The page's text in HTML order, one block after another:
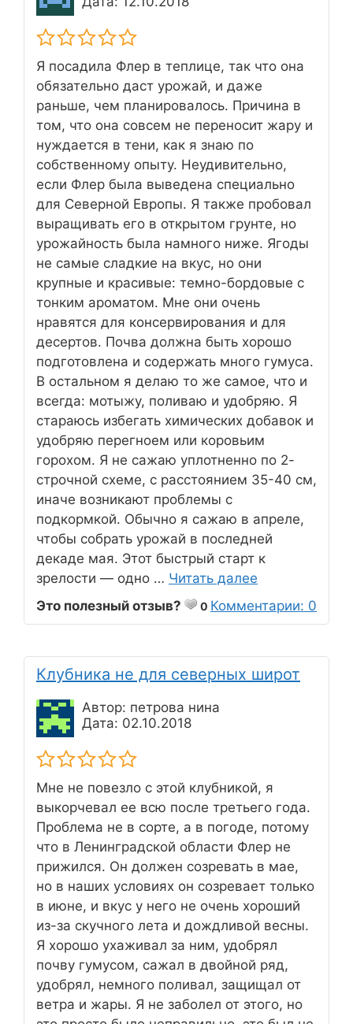
Я посадила Флер в теплице, так что она
обязательно даст урожай, и даже
раньше, чем планировалось. Причина в
том, что она совсем не переносит жару и
нуждается в тени, как я знаю по
собственному опыту. Неудивительно,
если Флер была выведена специально
для Северной Европы. Я также пробовал
выращивать его в открытом грунте, но
урожайность была намного ниже. Ягоды
не самые сладкие на вкус, но они
крупные и красивые: темно-бордовые с
тонким ароматом. Мне они очень
нравятся для консервирования и для
десертов. Почва должна быть хорошо
подготовлена и содержать много гумуса.
В остальном я делаю то же самое, что и
всегда: мотыжу, поливаю и удобряю. Я
стараюсь избегать химических добавок и
удобряю перегноем или коровьим
горохом. Я не сажаю уплотненно по 2-
строчной схеме, с расстоянием 35-40 см,
иначе возникают проблемы с
подкормкой. Обычно я сажаю в апреле,
чтобы собрать урожай в последней
декаде мая. Этот быстрый старт к
зрелости — одно … Читать далее
Это полезный отзыв?
0 Комментарии: 0
Клубника не для северных широт
Автор: петрова нина
Дата: 02.10.2018
Мне не повезло с этой клубникой, я
выкорчевал ее всю после третьего года.
Проблема не в сорте, а в погоде, потому
что в Ленинградской области Флер не
прижился. Он должен созревать в мае,
но в наших условиях он созревает только
в июне, и вкус у него не очень хороший
из-за скучного лета и дождливой весны.
Я хорошо ухаживал за ним, удобрял
почву гумусом, сажал в двойной ряд,
удобрял, немного поливал, защищал от
ветра и жары. Я не заболел от этого, но